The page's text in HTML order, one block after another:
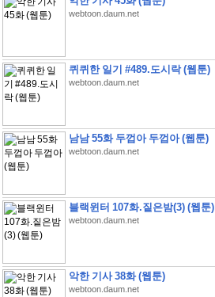
webtoon.daum.net
퀴퀴한 일기 #489.도시락 (웹툰)
webtoon.daum.net
남남 55화 두껍아 두껍아 (웹툰)
webtoon.daum.net
블랙윈터 107화.짙은밤(3) (웹툰)
webtoon.daum.net
악한 기사 38화 (웹툰)
webtoon.daum.net